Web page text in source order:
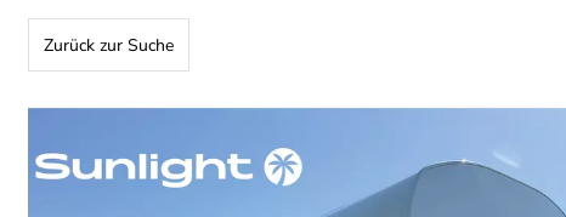
Zurück zur Suche